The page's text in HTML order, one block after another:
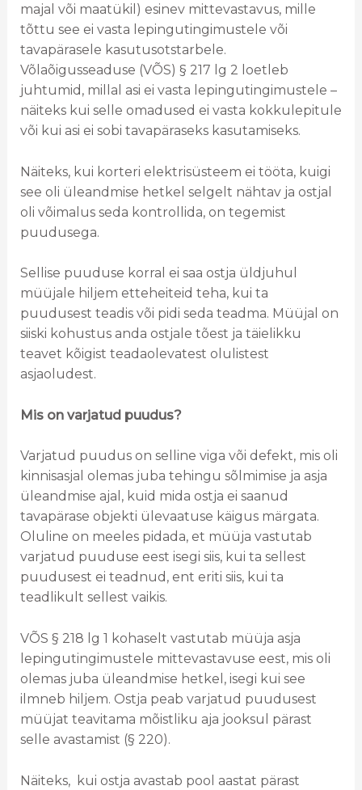
majal või maatükil) esinev mittevastavus, mille
tõttu see ei vasta lepingutingimustele või
tavapärasele kasutusotstarbele.
Võlaõigusseaduse (VÕS) § 217 lg 2 loetleb
juhtumid, millal asi ei vasta lepingutingimustele –
näiteks kui selle omadused ei vasta kokkulepitule
või kui asi ei sobi tavapäraseks kasutamiseks.
Näiteks, kui korteri elektrisüsteem ei tööta, kuigi
see oli üleandmise hetkel selgelt nähtav ja ostjal
oli võimalus seda kontrollida, on tegemist
puudusega.
Sellise puuduse korral ei saa ostja üldjuhul
müüjale hiljem etteheiteid teha, kui ta
puudusest teadis või pidi seda teadma. Müüjal on
siiski kohustus anda ostjale tõest ja täielikku
teavet kõigist teadaolevatest olulistest
asjaoludest.
Mis on varjatud puudus?
Varjatud puudus on selline viga või defekt, mis oli
kinnisasjal olemas juba tehingu sõlmimise ja asja
üleandmise ajal, kuid mida ostja ei saanud
tavapärase objekti ülevaatuse käigus märgata.
Oluline on meeles pidada, et müüja vastutab
varjatud puuduse eest isegi siis, kui ta sellest
puudusest ei teadnud, ent eriti siis, kui ta
teadlikult sellest vaikis.
VÕS § 218 lg 1 kohaselt vastutab müüja asja
lepingutingimustele mittevastavuse eest, mis oli
olemas juba üleandmise hetkel, isegi kui see
ilmneb hiljem. Ostja peab varjatud puudusest
müüjat teavitama mõistliku aja jooksul pärast
selle avastamist (§ 220).
Näiteks, kui ostja avastab pool aastat pärast